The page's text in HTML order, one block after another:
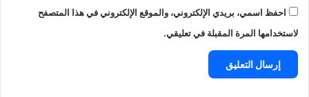
احفظ اسمي، بريدي الإلكتروني، والموقع الإلكتروني في هذا المتصفح
لاستخدامها المرة المقبلة في تعليقي.